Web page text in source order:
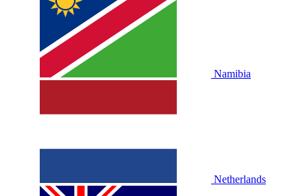
Namibia
Netherlands